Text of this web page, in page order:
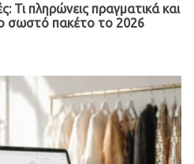
Τι πληρώνεις πραγματικά και
σωστό πακέτο το 2026